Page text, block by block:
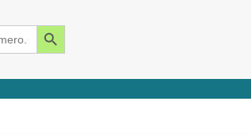
Search Button